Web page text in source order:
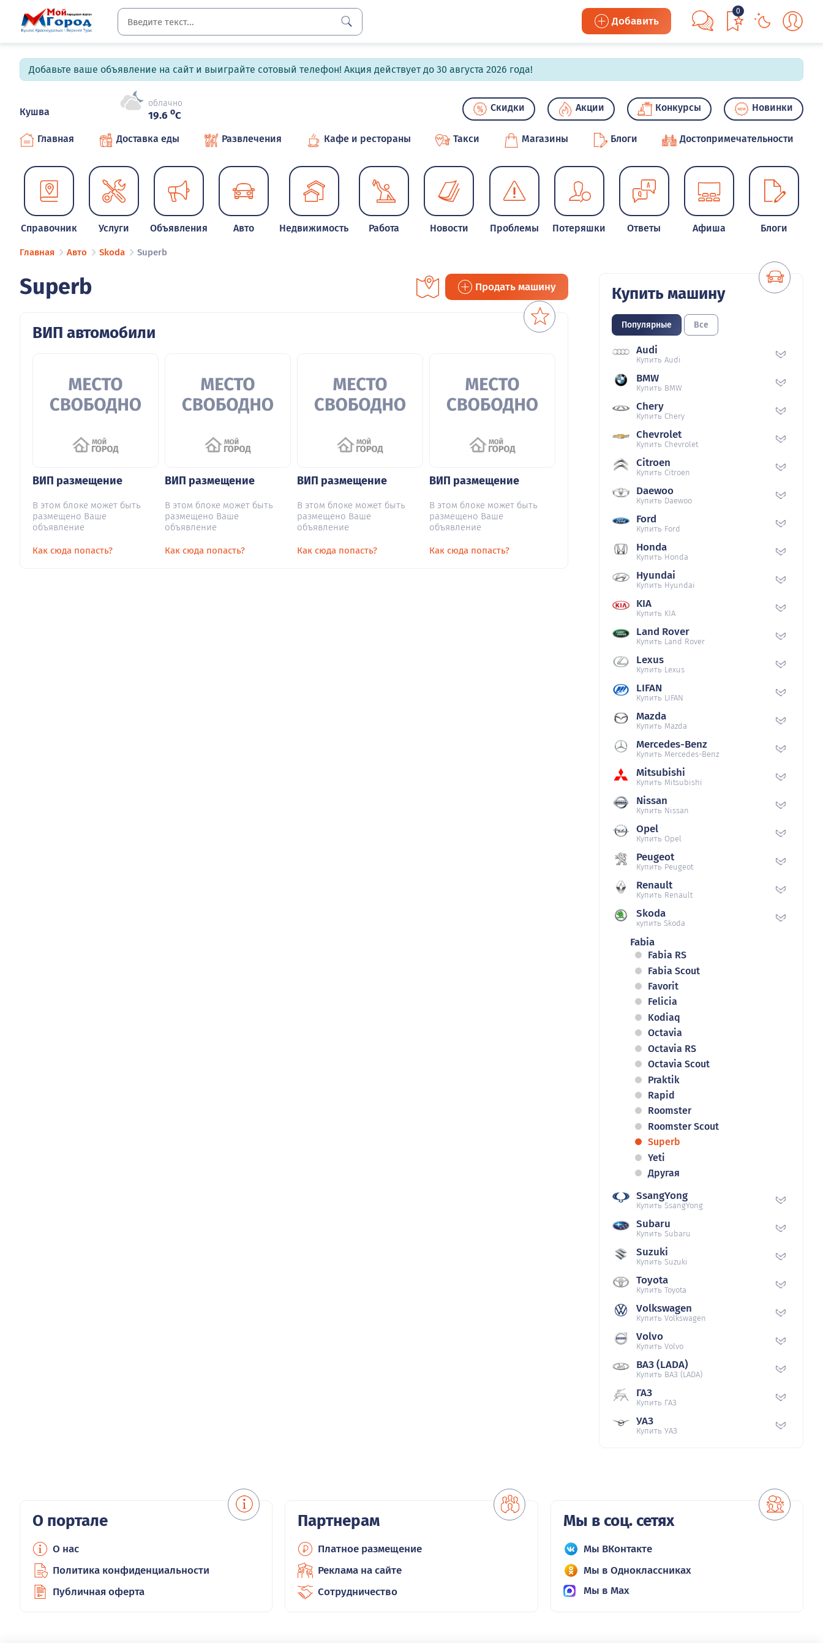
Добавить
0
Добавьте ваше объявление на сайт и выиграйте сотовый телефон! Акция действует до 30 августа 2026 года!
Кушва
облачно
19.6 oC
Скидки Акции Конкурсы Новинки
Главная Доставка еды Развлечения Кафе и рестораны Такси Магазины Блоги Достопримечательности
Справочник Услуги Объявления Авто Недвижимость Работа Новости Проблемы Потеряшки Ответы Афиша Блоги
Главная Авто Skoda Superb
Superb Продать машину
ВИП автомобили
ВИП размещение
В этом блоке может быть
размещено Ваше
объявление
Как сюда попасть?
ВИП размещение
В этом блоке может быть
размещено Ваше
объявление
Как сюда попасть?
ВИП размещение
В этом блоке может быть
размещено Ваше
объявление
Как сюда попасть?
ВИП размещение
В этом блоке может быть
размещено Ваше
объявление
Как сюда попасть?
Купить машину
Популярные Все
Audi
Купить Audi
BMW
Купить BMW
Chery
Купить Chery
Chevrolet
Купить Chevrolet
Citroen
Купить Citroen
Daewoo
Купить Daewoo
Ford
Купить Ford
Honda
Купить Honda
Hyundai
Купить Hyundai
KIA
Купить KIA
Land Rover
Купить Land Rover
Lexus
Купить Lexus
LIFAN
Купить LIFAN
Mazda
Купить Mazda
Mercedes-Benz
Купить Mercedes-Benz
Mitsubishi
Купить Mitsubishi
Nissan
Купить Nissan
Opel
Купить Opel
Peugeot
Купить Peugeot
Renault
Купить Renault
Skoda
купить Skoda
Fabia
Fabia RS
Fabia Scout
Favorit
Felicia
Kodiaq
Octavia
Octavia RS
Octavia Scout
Praktik
Rapid
Roomster
Roomster Scout
Superb
Yeti
Другая
SsangYong
Купить SsangYong
Subaru
Купить Subaru
Suzuki
Купить Suzuki
Toyota
Купить Toyota
Volkswagen
Купить Volkswagen
Volvo
Купить Volvo
ВАЗ (LADA)
Купить ВАЗ (LADA)
ГАЗ
Купить ГАЗ
УАЗ
Купить УАЗ
О портале
О нас
Политика конфиденциальности
Публичная оферта
Партнерам
Платное размещение
Реклама на сайте
Сотрудничество
Мы в соц. сетях
Мы ВКонтакте
Мы в Одноклассниках
Мы в Max